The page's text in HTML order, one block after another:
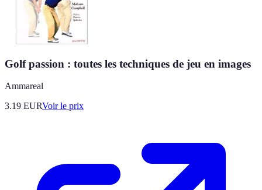
Golf passion : toutes les techniques de jeu en images
Ammareal
3.19 EURVoir le prix